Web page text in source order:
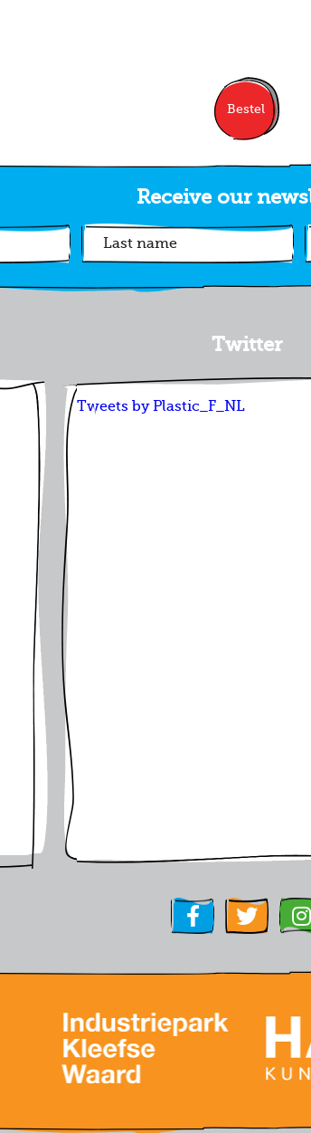
Bestel
Receive our
Twitter
Tweets by Plastic_F_NL